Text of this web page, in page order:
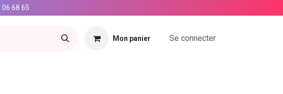
06 68 65
Mon panier Se connecter